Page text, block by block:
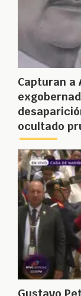
Capturan a
ocultado